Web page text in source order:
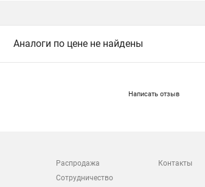
Аналоги по цене не найдены
Написать отзыв
Распродажа
Сотрудничество
Контакты